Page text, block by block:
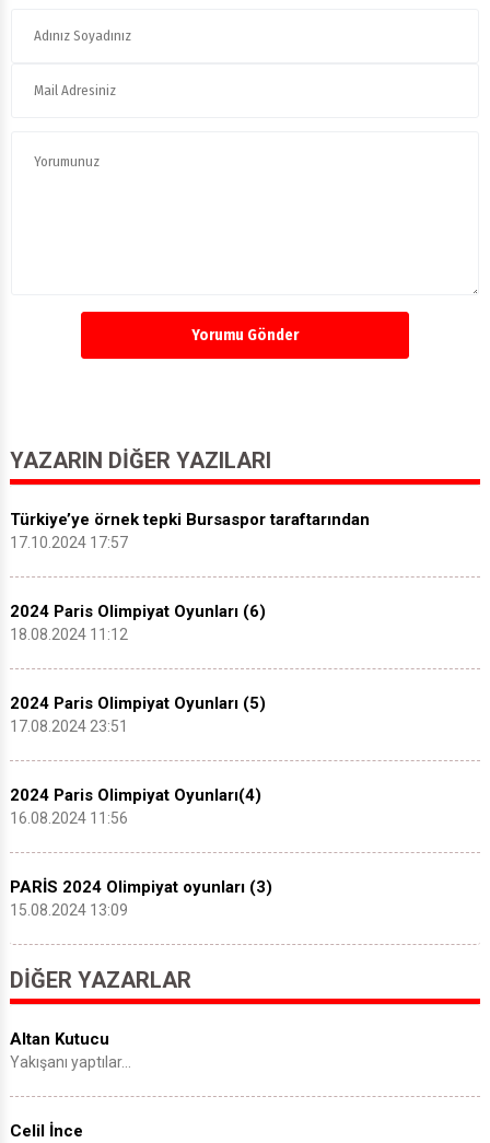
Yorumu Gönder
YAZARIN DIĞER YAZILARI
Türkiye’ye örnek tepki Bursaspor taraftarından
17.10.2024 17:57
2024 Paris Olimpiyat Oyunları (6)
18.08.2024 11:12
2024 Paris Olimpiyat Oyunları (5)
17.08.2024 23:51
2024 Paris Olimpiyat Oyunları(4)
16.08.2024 11:56
PARİS 2024 Olimpiyat oyunları (3)
15.08.2024 13:09
DIĞER YAZARLAR
Altan Kutucu
Yakışanı yaptılar…
Celil İnce